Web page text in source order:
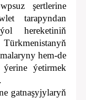
şertlerine
tarapyndan
hereketiniň
hem-de
ýerine ýetirmek
gatnaşyjylaryň